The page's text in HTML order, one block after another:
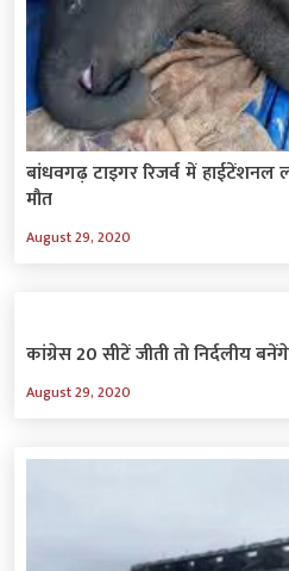
बांधवगढ़ टाइगर रिजर्व में
मौत
August 29, 2020
कांग्रेस 20 सीटें जीती तो निर्दलीय
August 29, 2020